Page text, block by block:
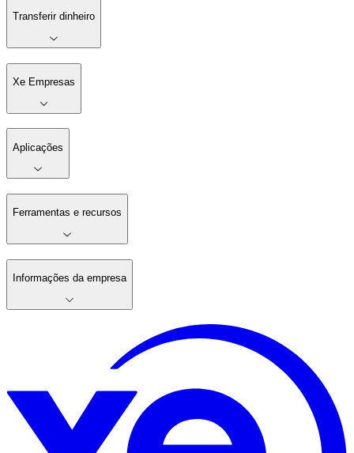
Transferir dinheiro
Xe Empresas
Aplicações
Ferramentas e recursos
Informações da empresa